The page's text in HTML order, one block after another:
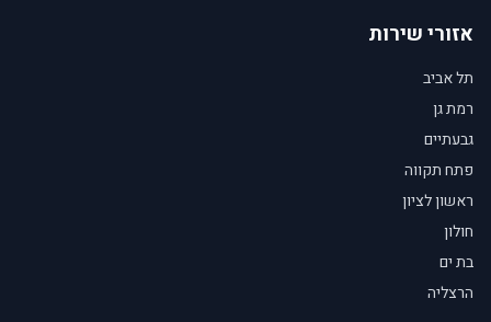
אזורי שירות
תל אביב
רמת גן
גבעתיים
פתח תקווה
ראשון לציון
חולון
בת ים
הרצליה